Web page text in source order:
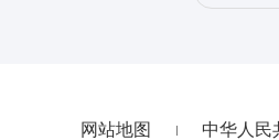
网站地图
中华人民